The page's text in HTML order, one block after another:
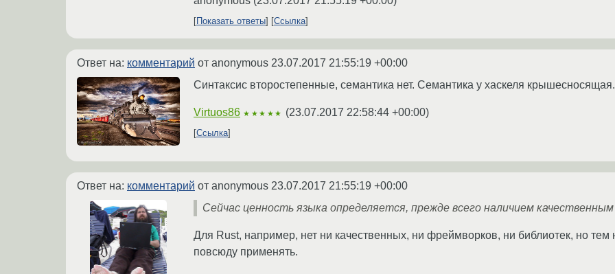
Показать ответы Ссылка
Ответ на: комментарий от anonymous 23.07.2017 21:55:19 +00:00
Синтаксис второстепенные, семантика нет. Семантика у хаскеля крышесносящая.
Virtuos86 ★★★★★ (23.07.2017 22:58:44 +00:00)
Ссылка
Ответ на: комментарий от anonymous 23.07.2017 21:55:19 +00:00
Сейчас ценность языка определяется, прежде всего наличием
Для Rust, например, нет ни качественных, ни фреймворков, ни библиотек, но
повсюду применять.